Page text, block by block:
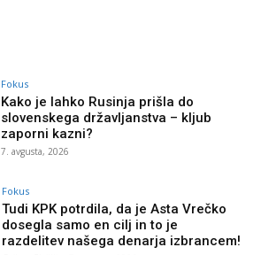
Fokus
Kako je lahko Rusinja prišla do
slovenskega državljanstva – kljub
zaporni kazni?
7. avgusta, 2026
Fokus
Tudi KPK potrdila, da je Asta Vrečko
dosegla samo en cilj in to je
razdelitev našega denarja izbrancem!